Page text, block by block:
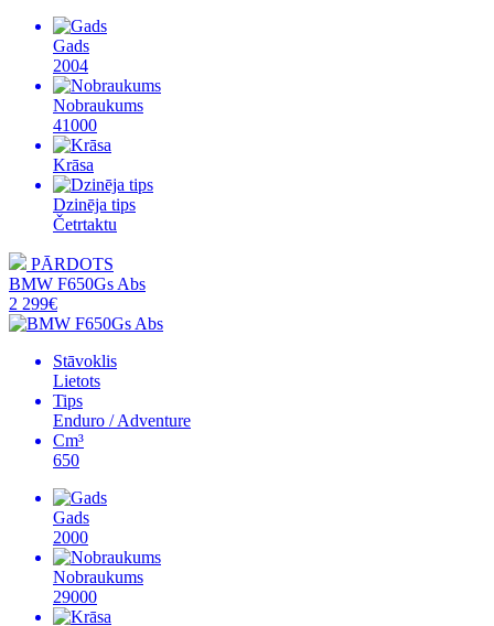
Gads
2004
Nobraukums
41000
Krāsa
Dzinēja tips
Četrtaktu
PĀRDOTS
BMW F650Gs Abs
2 299€
Stāvoklis
Lietots
Tips
Enduro / Adventure
Cm³
650
Gads
2000
Nobraukums
29000